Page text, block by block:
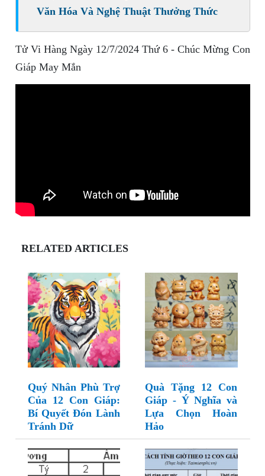
Văn Hóa Và Nghệ Thuật Thưởng Thức
Tử Vi Hàng Ngày 12/7/2024 Thứ 6 - Chúc Mừng Con
Giáp May Mắn
RELATED ARTICLES
Quý Nhân Phù Trợ
Của 12 Con Giáp:
Bí Quyết Đón Lành
Tránh Dữ
Quà Tặng 12 Con
Giáp - Ý Nghĩa và
Lựa Chọn Hoàn
Hảo